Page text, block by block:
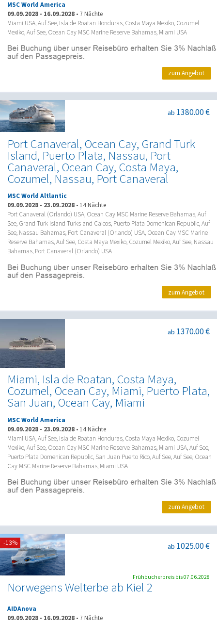
MSC World America
09.09.2028 - 16.09.2028 • 7 Nächte
Miami USA, Auf See, Isla de Roatan Honduras, Costa Maya Mexiko, Cozumel
Mexiko, Auf See, Ocean Cay MSC Marine Reserve Bahamas, Miami USA
zum Angebot
Port Canaveral, Ocean Cay, Grand Turk
Island, Puerto Plata, Nassau, Port
Canaveral, Ocean Cay, Costa Maya,
Cozumel, Nassau, Port Canaveral
ab 1380.00 €
MSC World Altlantic
09.09.2028 - 23.09.2028 • 14 Nächte
Port Canaveral (Orlando) USA, Ocean Cay MSC Marine Reserve Bahamas, Auf
See, Grand Turk Island Turks and Caicos, Puerto Plata Domenican Republic, Auf
See, Nassau Bahamas, Port Canaveral (Orlando) USA, Ocean Cay MSC Marine
Reserve Bahamas, Auf See, Costa Maya Mexiko, Cozumel Mexiko, Auf See, Nassau
Bahamas, Port Canaveral (Orlando) USA
zum Angebot
Miami, Isla de Roatan, Costa Maya,
Cozumel, Ocean Cay, Miami, Puerto Plata,
San Juan, Ocean Cay, Miami
ab 1370.00 €
MSC World America
09.09.2028 - 23.09.2028 • 14 Nächte
Miami USA, Auf See, Isla de Roatan Honduras, Costa Maya Mexiko, Cozumel
Mexiko, Auf See, Ocean Cay MSC Marine Reserve Bahamas, Miami USA, Auf See,
Puerto Plata Domenican Republic, San Juan Puerto Rico, Auf See, Auf See, Ocean
Cay MSC Marine Reserve Bahamas, Miami USA
zum Angebot
Norwegens Welterbe ab Kiel 2
ab 1025.00 €
AIDAnova
09.09.2028 - 16.09.2028 • 7 Nächte
-13%
Frühbucherpreis bis 07.06.2028